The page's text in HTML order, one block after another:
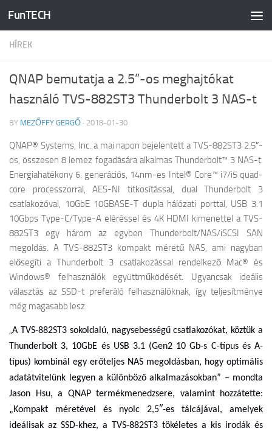
Skip to content
FunTECH
HÍREK
QNAP bemutatja a 2.5”-os meghajtókat
használó TVS-882ST3 Thunderbolt 3 NAS-t
BY MEZŐFFY GERGŐ · 2018-01-30
QNAP® Systems, Inc. a mai napon bejelentett aTVS-882ST3 2.5″-
os, összesen 8 lemez fogadására alkalmas Thunderbolt™ 3 NAS-t.
Energiahatékony 6. generációs, 14nm-es Intel® Core™ i7/i5 quad-
core processzorral, AES-NI titkosítással, dual Thunderbolt 3
csatlakozóval, 10GbE 10GBASE-T dupla hálózati porttal, USB 3.1
10Gbps Type-C/Type-A eléréssel és 4K HDMI kimenettel a TVS-
882ST3 egy három az egyben Thunderbolt/NAS/iSCSI SAN
megoldás. A TVS-882ST3 kompakt méretű NAS, ami nagyban
elősegíti a Thunderbolt 3 csatlakozással rendelkező Mac® és
Windows® felhasználók együttműködését. Ugyancsak ideális
választás az SSD-t preferáló felhasználóknak, így teljesítménye
még magasabb lesz.
„A TVS-882ST3 sokoldalú, nagysebességű csatlakozókat, köztük a
Thunderbolt 3, 10GbE és USB 3.1 (Gen2 10 Gb-s C-típus és A-
típus) kombinál egy erőteljes NAS megoldásban, hogy optimális
adatátvitelünk legyen a különböző alkalmazásokban” – mondta
Jason Hsu, a QNAP termékmenedzsere, valamint hozzátette:
„Kompakt méretével és nyolc 2,5″-es tálcájával, amelyek
ideálisak az SSD-khez, a TVS-882ST3 tökéletes a kis irodák és